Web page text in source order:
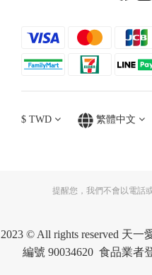
$ TWD 繁體中文
提醒您，我們不會以電話
2023 © All rights reserved 天
編號 90034620 食品業者